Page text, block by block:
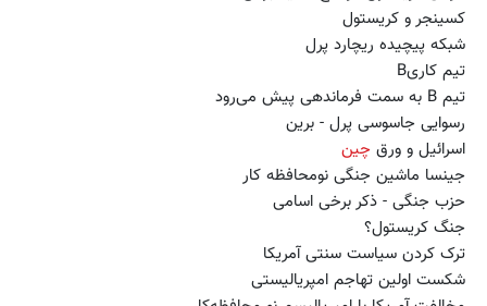
کسینجر و کریستول
شبکه پیچیده ریچارد پرل
تیم کاریB
تیم B به سمت فرماندهی پیش می‌رود
رسوایی جاسوسی پرل - برین
اسرائیل و ورق چین
جینسا ماشین جنگی نومحافظه کار
حزب جنگی - ذکر برخی اسامی
جنگ کریستول؟
ترک کردن سیاست سنتی آمریکا
شکست اولین تهاجم امپریالیستی